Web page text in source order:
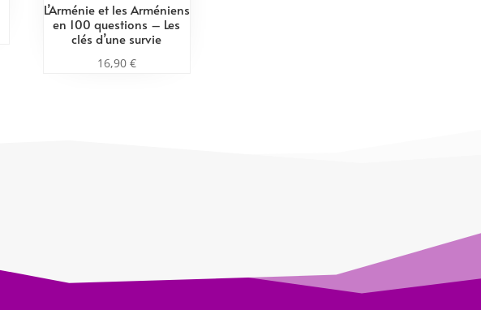
L’Arménie et les Arméniens
en 100 questions – Les
clés d’une survie
16,90 €